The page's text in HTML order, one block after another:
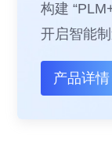
构建
开启智能
产品详情